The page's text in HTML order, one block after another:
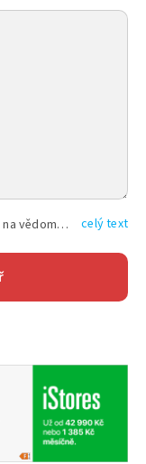
Vyplněním shora uvedených údajů beru na vědomí, že společnost TEXT FACTORY s.r.o., sídlem Brno, Durďákova 336/29, Černá Pole, PSČ: 613 00, IČ: 06157831, zapsané u Krajského soudu v Brně, oddíl C, vložka 100399, bude zpracovávat mé osobní údaje uvedené v rámci mnou vyplněného registračního formuláře na základě oprávněných zájmů TEXT FACTORY s.r.o. dle čl. 6 odst. 1 písm. f) GDPR a pro splnění právních povinností (čl. 6 odst. 1 písm. c) GDPR), a to pro tyto účely: nezbytnost zajistit oprávnění návštěvníka webových stránek provozovaných společností TEXT FACTORY s.r.o. přispívat aktivně ke zveřejněným článkům nebo v rámci diskusních fór a výkon práv TEXT FACTORY s.r.o. jako administrátora těchto diskusních fór. Více informací o zpracování osobních údajů a právech lze nalézt v celý text